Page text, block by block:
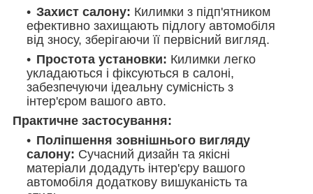
Захист салону: Килимки з підп'ятником
ефективно захищають підлогу автомобіля
від зносу, зберігаючи її первісний вигляд.
Простота установки: Килимки легко
укладаються і фіксуються в салоні,
забезпечуючи ідеальну сумісність з
інтер'єром вашого авто.
Практичне застосування:
Поліпшення зовнішнього вигляду
салону: Сучасний дизайн та якісні
матеріали додадуть інтер'єру вашого
автомобіля додаткову вишуканість та